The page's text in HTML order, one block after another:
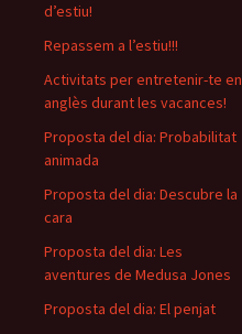
d’estiu!
Repassem a l’estiu!!!
Activitats per entretenir-te en
anglès durant les vacances!
Proposta del dia: Probabilitat
animada
Proposta del dia: Descubre la
cara
Proposta del dia: Les
aventures de Medusa Jones
Proposta del dia: El penjat